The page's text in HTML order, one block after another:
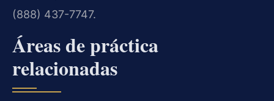
(888) 437-7747.
Áreas de práctica
relacionadas